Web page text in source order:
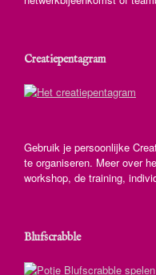
Creatiepentagram
Gebruik je persoonlijke
te organiseren. Meer over
workshop, de training,
Blufscrabble